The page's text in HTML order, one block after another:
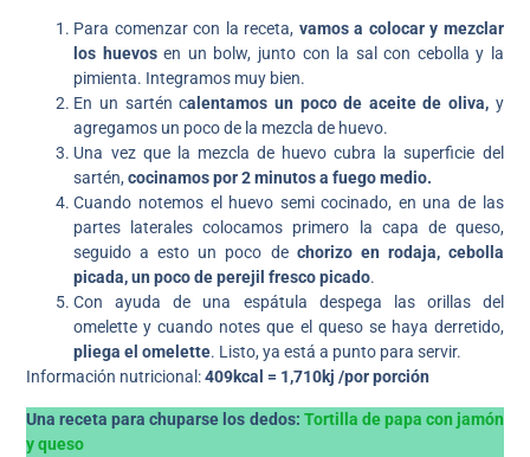
Para comenzar con la receta, vamos a colocar y mezclar
los huevosen un bolw, junto con la sal con cebolla y la
pimienta. Integramos muy bien.
En un sartén calentamos un poco de aceite de oliva, y
agregamos un poco de la mezcla de huevo.
Una vez que la mezcla de huevo cubra la superficie del
sartén, cocinamos por 2 minutos a fuego medio.
Cuando notemos el huevo semi cocinado, en una de las
partes laterales colocamos primero la capa de queso,
seguido a esto un poco de chorizo en rodaja, cebolla
picada, un poco de perejil fresco picado.
Con ayuda de una espátula despega las orillas del
omelette y cuando notes que el queso se haya derretido,
pliega el omelette. Listo, ya está a punto para servir.
Información nutricional:409kcal = 1,710kj /por porción
Una receta para chuparse los dedos: Tortilla de papa con jamón
y queso